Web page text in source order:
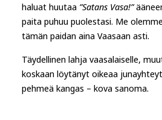
haluat huutaa ”Satans Vasa!”
paita puhuu puolestasi. Me
tämän paidan aina Vaasaan asti.
Täydellinen lahja vaasalaiselle,
koskaan löytänyt oikeaa
pehmeä kangas – kova sanoma.